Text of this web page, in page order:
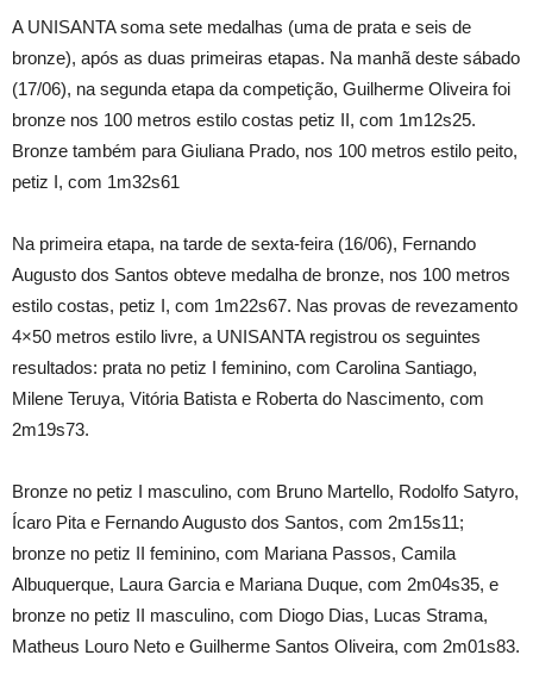
A UNISANTA soma sete medalhas (uma de prata e seis de
bronze), após as duas primeiras etapas. Na manhã deste sábado
(17/06), na segunda etapa da competição, Guilherme Oliveira foi
bronze nos 100 metros estilo costas petiz II, com 1m12s25.
Bronze também para Giuliana Prado, nos 100 metros estilo peito,
petiz I, com 1m32s61
Na primeira etapa, na tarde de sexta-feira (16/06), Fernando
Augusto dos Santos obteve medalha de bronze, nos 100 metros
estilo costas, petiz I, com 1m22s67. Nas provas de revezamento
4×50 metros estilo livre, a UNISANTA registrou os seguintes
resultados: prata no petiz I feminino, com Carolina Santiago,
Milene Teruya, Vitória Batista e Roberta do Nascimento, com
2m19s73.
Bronze no petiz I masculino, com Bruno Martello, Rodolfo Satyro,
Ícaro Pita e Fernando Augusto dos Santos, com 2m15s11;
bronze no petiz II feminino, com Mariana Passos, Camila
Albuquerque, Laura Garcia e Mariana Duque, com 2m04s35, e
bronze no petiz II masculino, com Diogo Dias, Lucas Strama,
Matheus Louro Neto e Guilherme Santos Oliveira, com 2m01s83.